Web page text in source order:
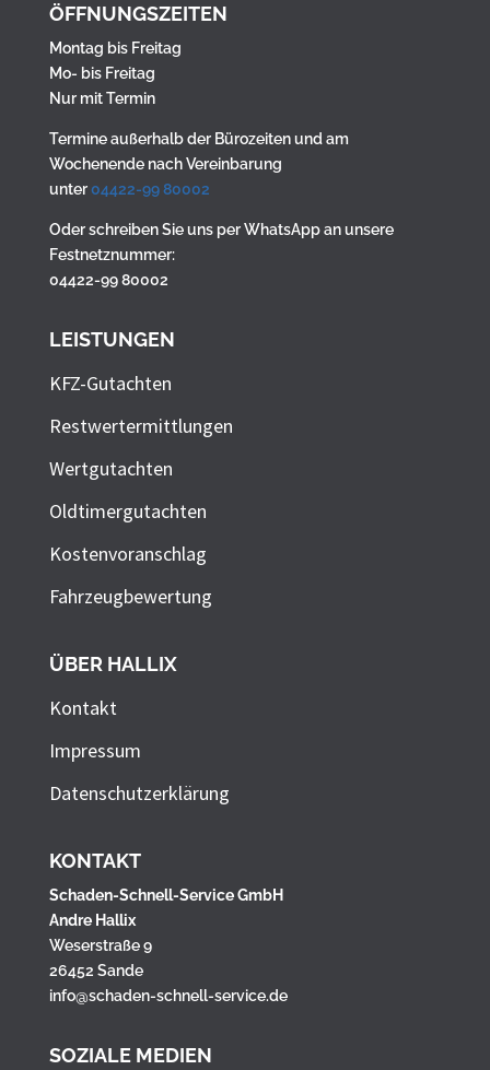
ÖFFNUNGSZEITEN
Montag bis Freitag
Mo- bis Freitag
Nur mit Termin
Termine außerhalb der Bürozeiten und am
Wochenende nach Vereinbarung
unter04422-99 80002
Oder schreiben Sie uns per WhatsApp an unsere
Festnetznummer:
04422-99 80002
LEISTUNGEN
KFZ-Gutachten
Restwertermittlungen
Wertgutachten
Oldtimergutachten
Kostenvoranschlag
Fahrzeugbewertung
ÜBER HALLIX
Kontakt
Impressum
Datenschutzerklärung
KONTAKT
Schaden-Schnell-Service GmbH
Andre Hallix
Weserstraße 9
26452 Sande
info@schaden-schnell-service.de
SOZIALE MEDIEN